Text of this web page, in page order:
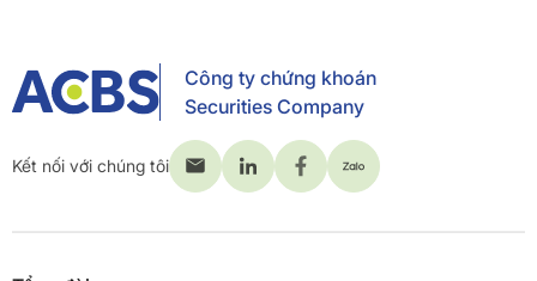
Công ty chứng khoán
Securities Company
Kết nối với chúng tôi